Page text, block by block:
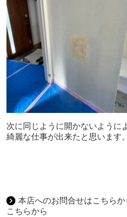
次に同じように開かないように
綺麗な仕事が出来たと思います。
本店へのお問合せはこちらか
こちらから